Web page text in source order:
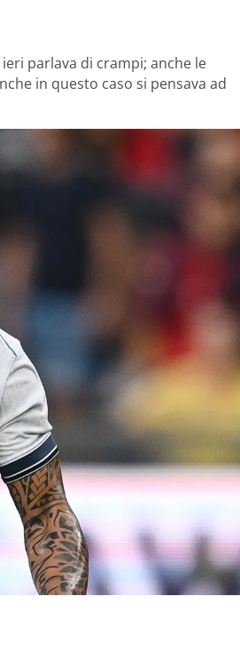
parlava di crampi; anche le
in questo caso si pensava ad